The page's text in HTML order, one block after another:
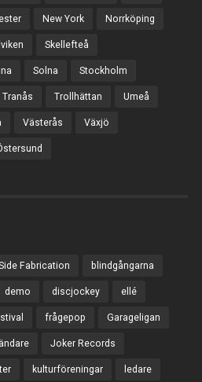
New York Norrköping
Skellefteå
Solna Stockholm
Tranås Trollhättan Umeå
Västerås Växjö
Fabrication blindgångarna
demo discjockey ellé
frågepop Garageligan
Joker Records
kulturföreningar ledare